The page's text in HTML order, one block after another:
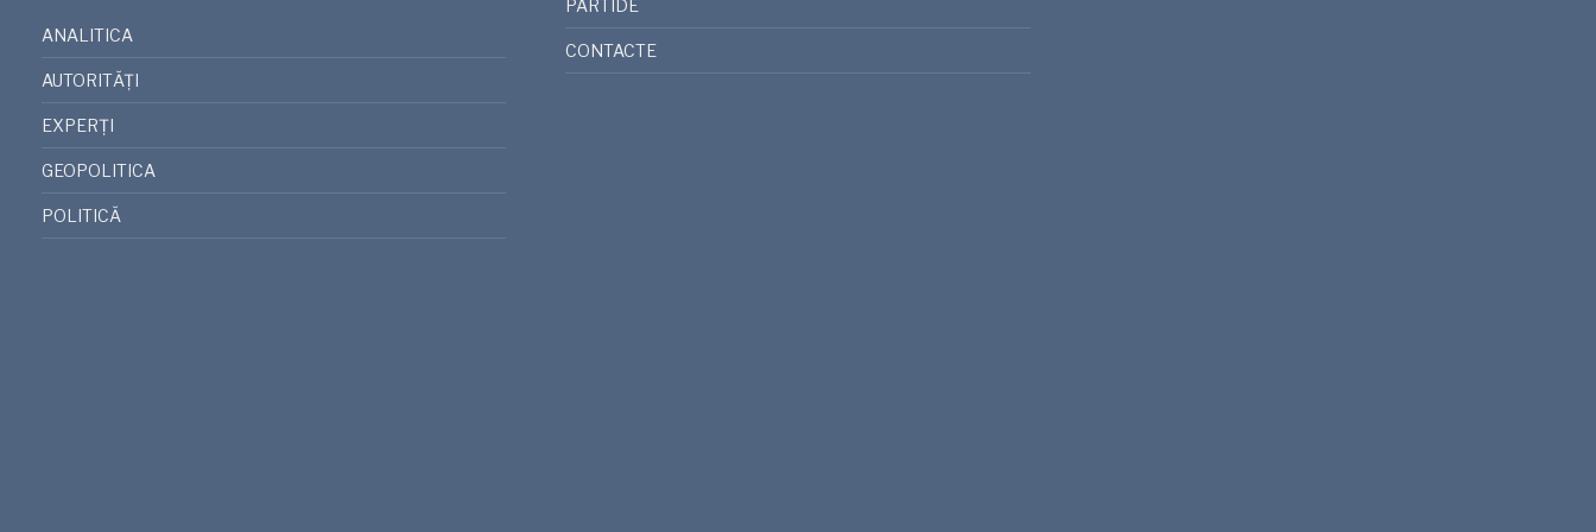
ANALITICA
AUTORITĂȚI
EXPERȚI
GEOPOLITICA
POLITICĂ
PARTIDE
CONTACTE